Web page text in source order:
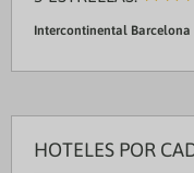
Intercontinental Barcelona
HOTELES POR